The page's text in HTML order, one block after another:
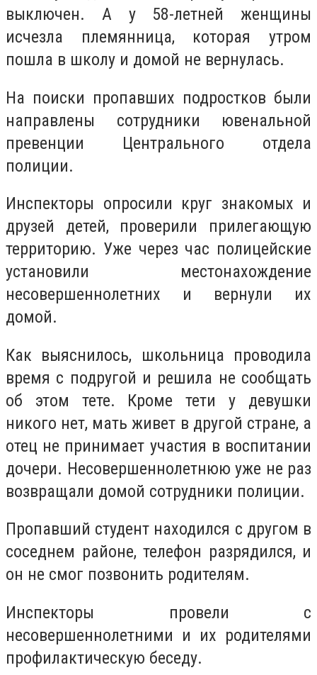
выключен. А у 58-летней женщины
исчезла племянница, которая утром
пошла в школу и домой не вернулась.
На поиски пропавших подростков были
направлены сотрудники ювенальной
превенции Центрального отдела
полиции.
Инспекторы опросили круг знакомых и
друзей детей, проверили прилегающую
территорию. Уже через час полицейские
установили местонахождение
несовершеннолетних и вернули их
домой.
Как выяснилось, школьница проводила
время с подругой и решила не сообщать
об этом тете. Кроме тети у девушки
никого нет, мать живет в другой стране, а
отец не принимает участия в воспитании
дочери. Несовершеннолетнюю уже не раз
возвращали домой сотрудники полиции.
Пропавший студент находился с другом в
соседнем районе, телефон разрядился, и
он не смог позвонить родителям.
Инспекторы провели с
несовершеннолетними и их родителями
профилактическую беседу.